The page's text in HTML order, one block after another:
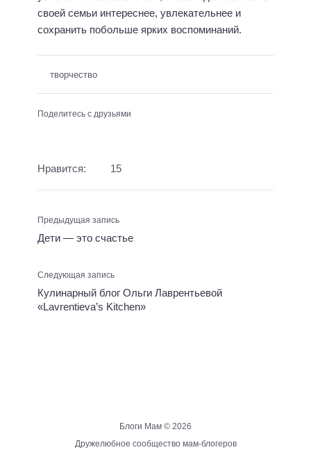
своей семьи интереснее, увлекательнее и
сохранить побольше ярких воспоминаний.
творчество
Поделитесь с друзьями
Нравится: 15
Предыдущая запись
Дети — это счастье
Следующая запись
Кулинарный блог Ольги Лаврентьевой
«Lavrentieva’s Kitchen»
Блоги Мам © 2026
Дружелюбное сообщество мам-блогеров